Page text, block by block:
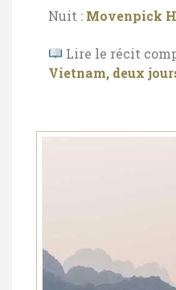
Nuit : Movenpick
Lire le récit
Vietnam, deux